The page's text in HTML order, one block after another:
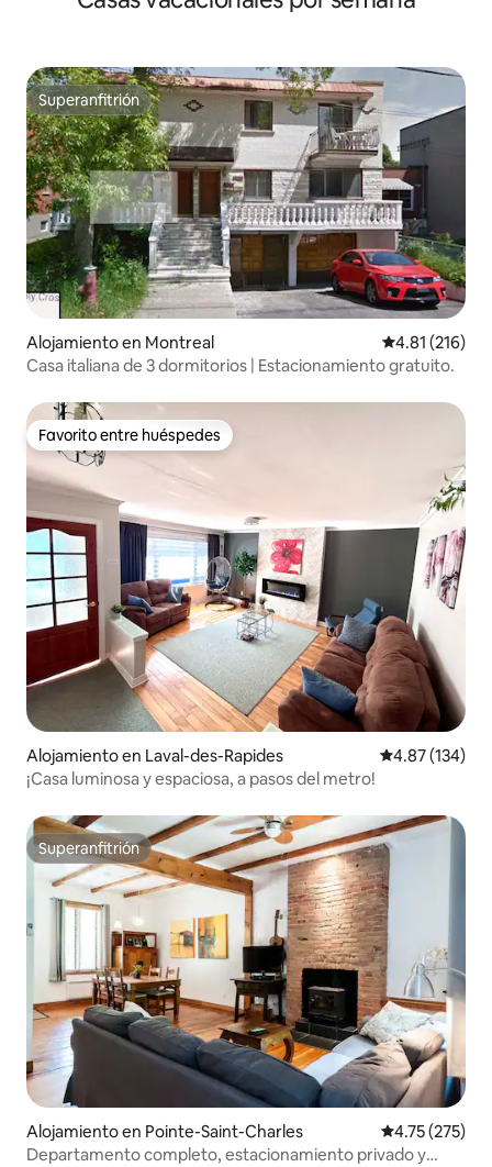
Superanfitrión
Superanfitrión
Alojamiento en Montreal Calificación
4.81 (216)
Casa italiana de 3 dormitorios | Estacionamiento gratuito.
Favorito entre huéspedes
Favorito entre huéspedes
Alojamiento en Laval-des-Rapides Calificación
4.87 (134)
¡Casa luminosa y espaciosa, a pasos del metro!
Superanfitrión
Superanfitrión
Alojamiento en Pointe-Saint-Charles Calificación
4.75 (275)
Departamento completo, estacionamiento privado y